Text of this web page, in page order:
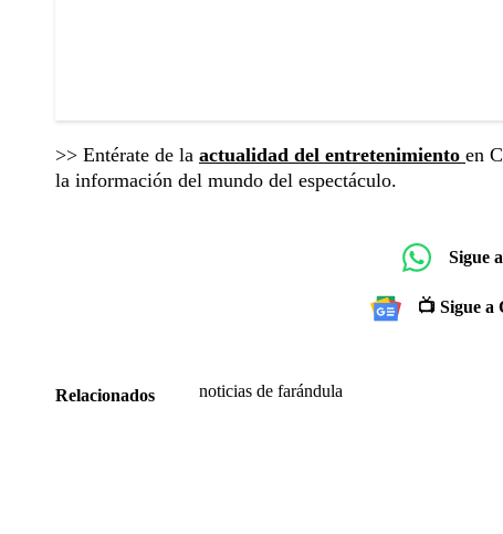
>> Entérate de la actualidad del entretenimiento en
la información del mundo del espectáculo.
Sigue
📺 Sigue a
Relacionados noticias de farándula